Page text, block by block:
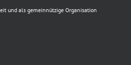
und als gemeinnützige Organisation